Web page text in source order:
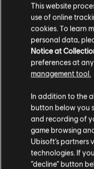
Accordi
Bass
This website
use of online
cookies. To learn
personal data,
Notice at
preferences at
management tool.
In addition to the
button below you
and recording of
game browsing
Ubisoft’s partners
technologies. If
“decline” button